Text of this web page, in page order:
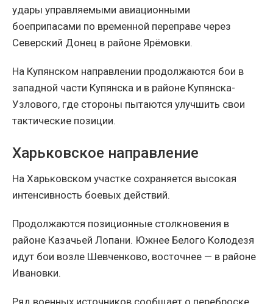
удары управляемыми авиационными
боеприпасами по временной переправе через
Северский Донец в районе Ярёмовки.
На Купянском направлении продолжаются бои в
западной части Купянска и в районе Купянска-
Узлового, где стороны пытаются улучшить свои
тактические позиции.
Харьковское направление
На Харьковском участке сохраняется высокая
интенсивность боевых действий.
Продолжаются позиционные столкновения в
районе Казачьей Лопани. Южнее Белого Колодезя
идут бои возле Шевченково, восточнее — в районе
Ивановки.
Ряд военных источников сообщает о переброске